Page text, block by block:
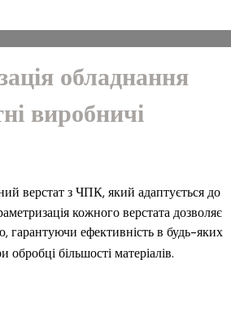
обладнання
виробничі
верстат з ЧПК, який адаптується до
кожного верстата дозволяє
гарантуючи ефективність в будь-яких
більшості матеріалів.